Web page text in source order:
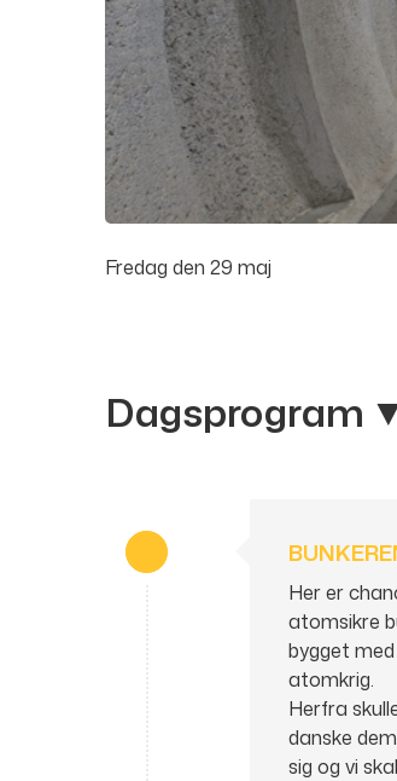
Fredag den 29 maj
Dagsprogram
Her er
atomsikre
bygget
atomkrig.
Herfra
danske
sig og vi